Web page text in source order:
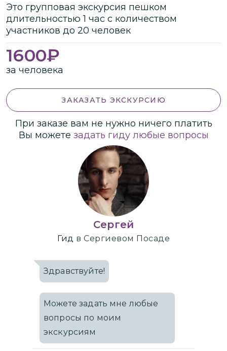
Это групповая экскурсия пешком
длительностью1 час с количеством
участников до 20 человек
1600₽
за человека
ЗАКАЗАТЬ ЭКСКУРСИЮ
При заказе вам не нужно ничего платить
Вы можете задать гиду любые вопросы
Сергей
Гид в Сергиевом Посаде
Здравствуйте!
Можете задать мне любые
вопросы по моим
экскурсиям